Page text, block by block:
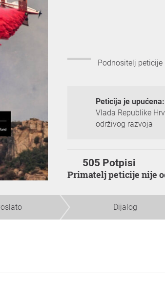
Podnositelj peticije
Peticija je upućena:
Vlada Republike
održivog razvoja
505 Potpisi
Primatelj peticije nije
Dijalog